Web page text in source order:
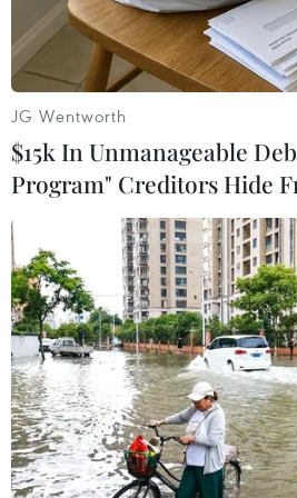
Binh sỹ Syria tuần tra trên đường
EPA/TTXVN)
Ngày 22/12, quân đội Syria
phóng khu vực phía Đông
miền Bắc Syria khi các
cùng đã rời khỏi thành phố,
JG Wentworth
$15k In Unmanageable
Program" Creditors Hide